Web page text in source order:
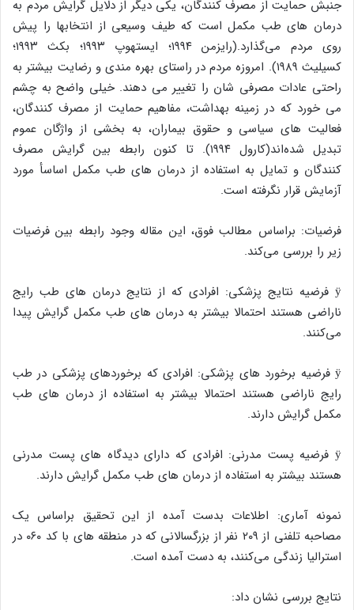
جنبش حمایت از مصرف کنندگان، یکی دیگر از دلایل گرایش مردم به
درمان های طب مکمل است که طیف وسیعی از انتخابها را پیش
روی مردم می‌گذارد.(رایزمن ۱۹۹۴؛ ایستهوپ ۱۹۹۳؛ بکث ۱۹۹۳؛
کسیلیث ۱۹۸۹). امروزه مردم در راستای بهره مندی و رضایت بیشتر به
راحتی عادات مصرفی شان را تغییر می دهند. خیلی واضح به چشم
می خورد که در زمینه بهداشت، مفاهیم حمایت از مصرف کنندگان،
فعالیت های سیاسی و حقوق بیماران، به بخشی از واژگان عموم
تبدیل شده‌اند(کارول ۱۹۹۴). تا کنون رابطه بین گرایش مصرف
کنندگان و تمایل به استفاده از درمان های طب مکمل اساسأ مورد
آزمایش قرار نگرفته است.
فرضیات: براساس مطالب فوق، این مقاله وجود رابطه بین فرضیات
زیر را بررسی می‌کند.
ÿ فرضیه نتایج پزشکی: افرادی که از نتایج درمان های طب رایج
ناراضی هستند احتمالا بیشتر به درمان های طب مکمل گرایش پیدا
می‌کنند.
ÿ فرضیه برخورد های پزشکی: افرادی که برخوردهای پزشکی در طب
رایج ناراضی هستند احتمالا بیشتر به استفاده از درمان های طب
مکمل گرایش دارند.
ÿ فرضیه پست مدرنی: افرادی که دارای دیدگاه های پست مدرنی
هستند بیشتر به استفاده از درمان های طب مکمل گرایش دارند.
نمونه آماری: اطلاعات بدست آمده از این تحقیق براساس یک
مصاحبه تلفنی از ۲۰۹ نفر از بزرگسالانی که در منطقه های با کد ۰۶۰ در
استرالیا زندگی می‌کنند، به دست آمده است.
نتایج بررسی نشان داد: